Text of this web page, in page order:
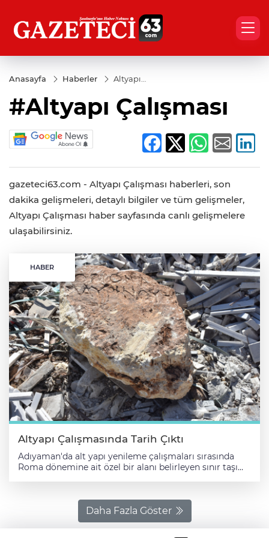
Anasayfa Haberler
Altyapı
#Altyapı Çalışması
gazeteci63.com - Altyapı Çalışması haberleri, son
dakika gelişmeleri, detaylı bilgiler ve tüm gelişmeler,
Altyapı Çalışması haber sayfasında canlı gelişmelere
ulaşabilirsiniz.
HABER
Altyapı Çalışmasında Tarih Çıktı
Adıyaman'da alt yapı yenileme çalışmaları sırasında
Roma dönemine ait özel bir alanı belirleyen sınır taşı
içme suyu şebekesi yenileme çalışmalarında kepçe
operatörü Gürsel Yorulmaz tarafından yaklaşık 1,5
metre derinlikte buluntuya rastlanıldı. Yetkililer,
durumu Adıyaman Müze Müdürlüğüne bildirdi. Müze
Daha Fazla Göster